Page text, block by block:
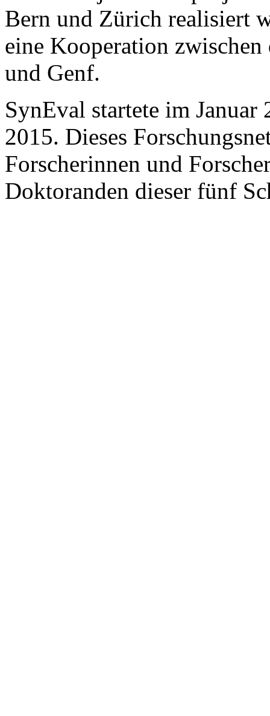
Bern und Zürich realisiert
eine Kooperation
und Genf.
SynEval startete im Januar
2015. Dieses
Forscherinnen und
Doktoranden dieser fünf